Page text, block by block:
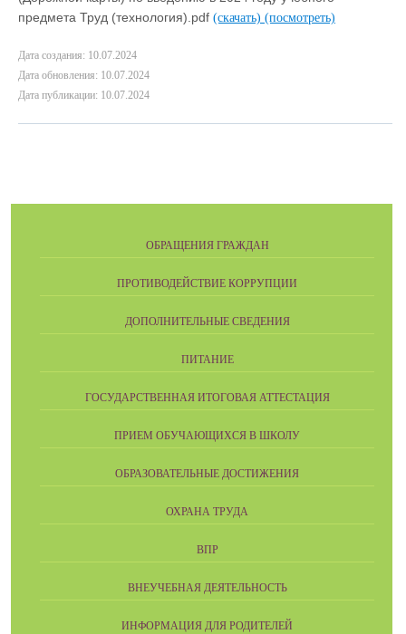
предмета Труд (технология).pdf (скачать) (посмотреть)
Дата создания: 10.07.2024
Дата обновления: 10.07.2024
Дата публикации: 10.07.2024
ОБРАЩЕНИЯ ГРАЖДАН
ПРОТИВОДЕЙСТВИЕ КОРРУПЦИИ
ДОПОЛНИТЕЛЬНЫЕ СВЕДЕНИЯ
ПИТАНИЕ
ГОСУДАРСТВЕННАЯ ИТОГОВАЯ АТТЕСТАЦИЯ
ПРИЕМ ОБУЧАЮЩИХСЯ В ШКОЛУ
ОБРАЗОВАТЕЛЬНЫЕ ДОСТИЖЕНИЯ
ОХРАНА ТРУДА
ВПР
ВНЕУЧЕБНАЯ ДЕЯТЕЛЬНОСТЬ
ИНФОРМАЦИЯ ДЛЯ РОДИТЕЛЕЙ